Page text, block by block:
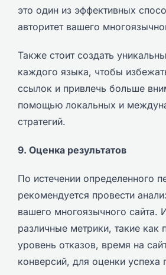
это один из эффективных
авторитет вашего
Также стоит создать
каждого языка, чтобы
ссылок и привлечь больше
помощью локальных и
стратегий.
9. Оценка результатов
По истечении определенного
рекомендуется провести
вашего многоязычного сайта.
различные метрики, такие как
уровень отказов, время на
конверсий, для оценки успеха